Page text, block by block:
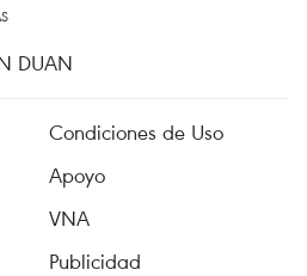
DUAN
Condiciones de Uso
Apoyo
VNA
Publicidad